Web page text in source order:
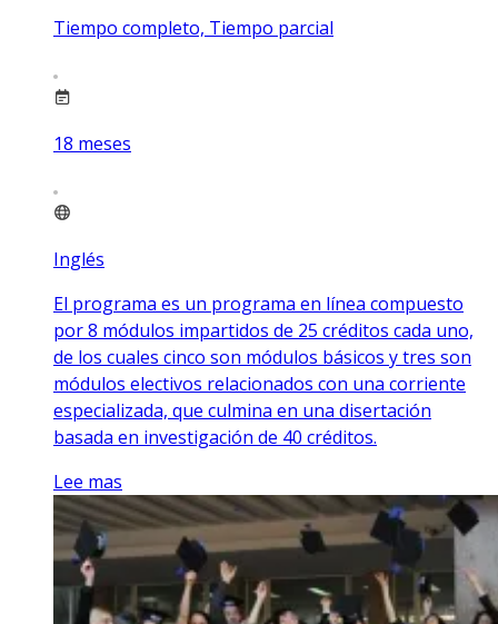
Tiempo completo, Tiempo parcial
18 meses
Inglés
El programa es un programa en línea compuesto
por 8 módulos impartidos de 25 créditos cada uno,
de los cuales cinco son módulos básicos y tres son
módulos electivos relacionados con una corriente
especializada, que culmina en una disertación
basada en investigación de 40 créditos.
Lee mas